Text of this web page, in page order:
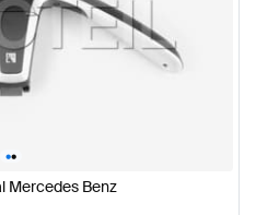
••
Mercedes Benz